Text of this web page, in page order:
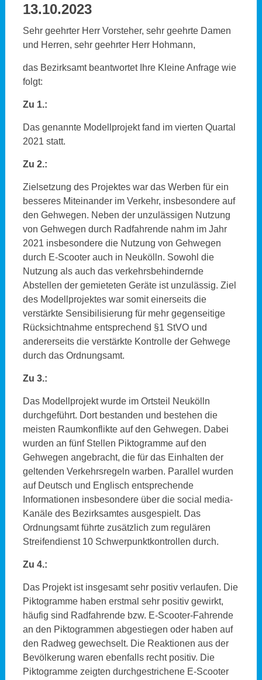
13.10.2023
Sehr geehrter Herr Vorsteher, sehr geehrte Damen
und Herren, sehr geehrter Herr Hohmann,
das Bezirksamt beantwortet Ihre Kleine Anfrage wie
folgt:
Zu 1.:
Das genannte Modellprojekt fand im vierten Quartal
2021 statt.
Zu 2.:
Zielsetzung des Projektes war das Werben für ein
besseres Miteinander im Verkehr, insbesondere auf
den Gehwegen. Neben der unzulässigen Nutzung
von Gehwegen durch Radfahrende nahm im Jahr
2021 insbesondere die Nutzung von Gehwegen
durch E-Scooter auch in Neukölln. Sowohl die
Nutzung als auch das verkehrsbehindernde
Abstellen der gemieteten Geräte ist unzulässig. Ziel
des Modellprojektes war somit einerseits die
verstärkte Sensibilisierung für mehr gegenseitige
Rücksichtnahme entsprechend §1 StVO und
andererseits die verstärkte Kontrolle der Gehwege
durch das Ordnungsamt.
Zu 3.:
Das Modellprojekt wurde im Ortsteil Neukölln
durchgeführt. Dort bestanden und bestehen die
meisten Raumkonflikte auf den Gehwegen. Dabei
wurden an fünf Stellen Piktogramme auf den
Gehwegen angebracht, die für das Einhalten der
geltenden Verkehrsregeln warben. Parallel wurden
auf Deutsch und Englisch entsprechende
Informationen insbesondere über die social media-
Kanäle des Bezirksamtes ausgespielt. Das
Ordnungsamt führte zusätzlich zum regulären
Streifendienst 10 Schwerpunktkontrollen durch.
Zu 4.:
Das Projekt ist insgesamt sehr positiv verlaufen. Die
Piktogramme haben erstmal sehr positiv gewirkt,
häufig sind Radfahrende bzw. E-Scooter-Fahrende
an den Piktogrammen abgestiegen oder haben auf
den Radweg gewechselt. Die Reaktionen aus der
Bevölkerung waren ebenfalls recht positiv. Die
Piktogramme zeigten durchgestrichene E-Scooter